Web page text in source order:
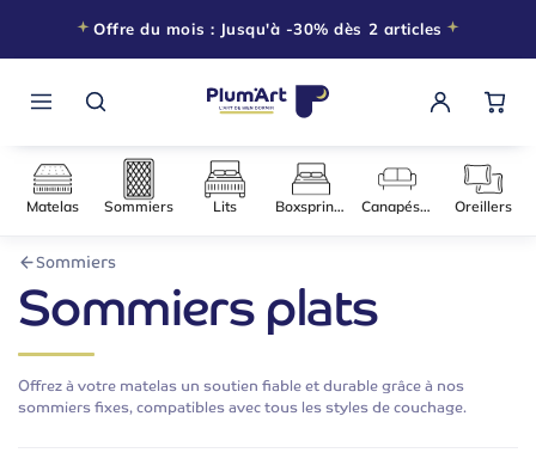
Offre du mois : Jusqu'à -30% dès 2 articles
Matelas
Sommiers
Sommiers plats
Offrez à votre matelas un soutien fiable et durable grâce à nos
sommiers fixes, compatibles avec tous les styles de couchage.